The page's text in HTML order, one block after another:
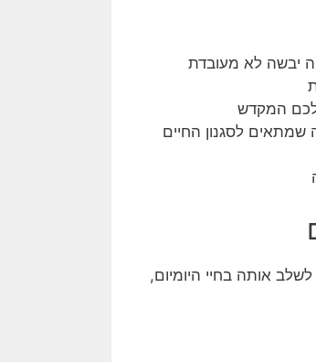
יבשה לא מעובדת
המקדש
שמתאים לסגנון החיים
אותה בחיי היומיום,